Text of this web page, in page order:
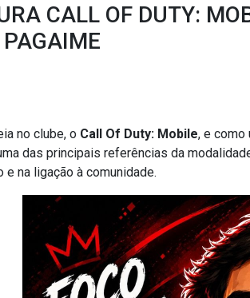
CALL OF DUTY:
PAGAIME
no clube, o Call Of Duty: Mobile, e como
das principais referências da
na ligação à comunidade.